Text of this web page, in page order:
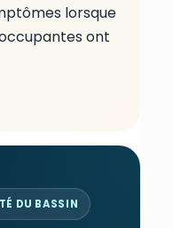
lorsque
ont
DU BASSIN